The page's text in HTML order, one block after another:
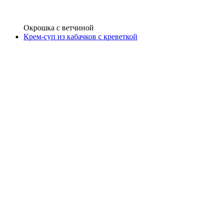
Окрошка с ветчиной
Крем-суп из кабачков с креветкой